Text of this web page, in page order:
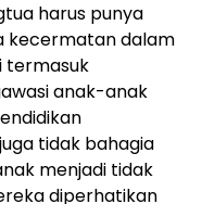
harus punya
kecermatan dalam
termasuk
anak-anak
tidak bahagia
menjadi tidak
diperhatikan